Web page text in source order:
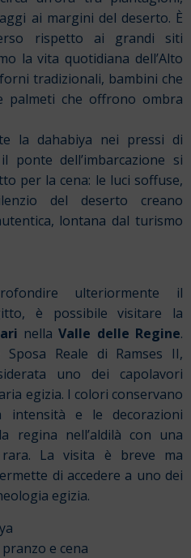
ai margini del deserto. È
rispetto ai grandi siti
la vita quotidiana dell’Alto
tradizionali, bambini che
palmeti che offrono ombra
la dahabiya nei pressi di
ponte dell’imbarcazione si
per la cena: le luci soffuse,
del deserto creano
lontana dal turismo
ulteriormente il
è possibile visitare la
nellaValle delle Regine.
Reale di Ramses II,
uno dei capolavori
egizia. I colori conservano
intensità e le decorazioni
regina nell’aldilà con una
La visita è breve ma
di accedere a uno dei
egizia.
e cena